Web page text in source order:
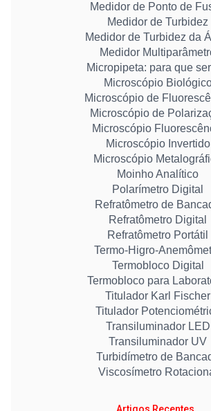
Medidor de Ponto de
Medidor de Turbidez
Medidor de Turbidez da
Medidor
Micropipeta: para que
Microscópio
Microscópio de
Microscópio de
Microscópio
Microscópio Invertido
Microscópio
Moinho Analítico
Polarímetro Digital
Refratômetro de
Refratômetro Digital
Refratômetro Portátil
Termo-Higro-
Termobloco Digital
Termobloco para
Titulador Karl Fischer
Titulador
Transiluminador LED
Transiluminador UV
Turbidímetro de
Viscosímetro